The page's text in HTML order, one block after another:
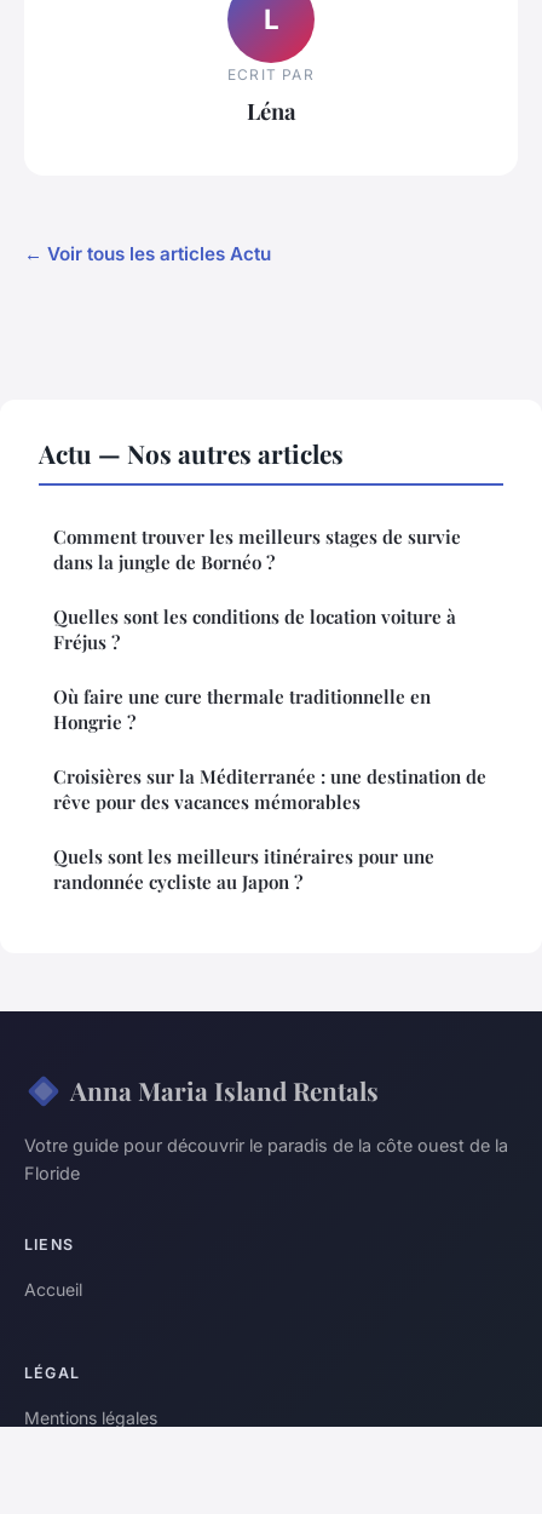
L
ECRIT PAR
Léna
← Voir tous les articles Actu
Actu — Nos autres articles
Comment trouver les meilleurs stages de survie
dans la jungle de Bornéo ?
Quelles sont les conditions de location voiture à
Fréjus ?
Où faire une cure thermale traditionnelle en
Hongrie ?
Croisières sur la Méditerranée : une destination de
rêve pour des vacances mémorables
Quels sont les meilleurs itinéraires pour une
randonnée cycliste au Japon ?
Anna Maria Island Rentals
Votre guide pour découvrir le paradis de la côte ouest de la
Floride
LIENS
Accueil
LÉGAL
Mentions légales